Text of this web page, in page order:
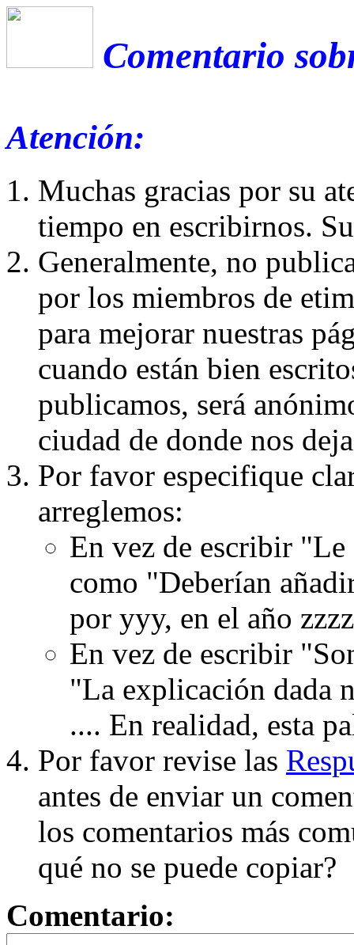
Comentario
Atención:
Muchas gracias por su
tiempo en escribirnos.
Generalmente, no
por los miembros de
para mejorar nuestras
cuando están bien
publicamos, será
ciudad de donde nos
Por favor especifique
arreglemos:
En vez de escribir
como "Deberían
por yyy, en el año
En vez de escribir
"La explicación dada
.... En realidad, esta
Por favor revise las
antes de enviar un
los comentarios más
qué no se puede copiar?
Comentario: